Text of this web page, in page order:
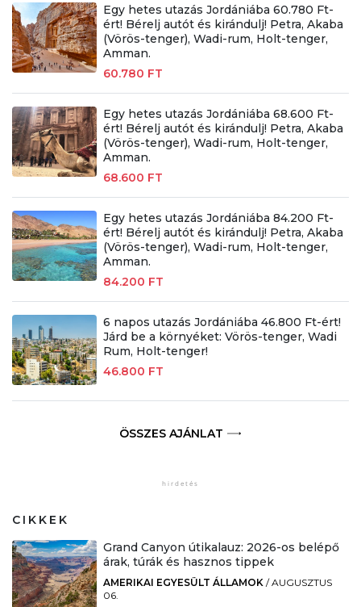
Egy hetes utazás Jordániába 60.780 Ft-
ért! Bérelj autót és kirándulj! Petra, Akaba
(Vörös-tenger), Wadi-rum, Holt-tenger,
Amman.
60.780 FT
Egy hetes utazás Jordániába 68.600 Ft-
ért! Bérelj autót és kirándulj! Petra, Akaba
(Vörös-tenger), Wadi-rum, Holt-tenger,
Amman.
68.600 FT
Egy hetes utazás Jordániába 84.200 Ft-
ért! Bérelj autót és kirándulj! Petra, Akaba
(Vörös-tenger), Wadi-rum, Holt-tenger,
Amman.
84.200 FT
6 napos utazás Jordániába 46.800 Ft-ért!
Járd be a környéket: Vörös-tenger, Wadi
Rum, Holt-tenger!
46.800 FT
ÖSSZES AJÁNLAT
CIKKEK
Grand Canyon útikalauz: 2026-os belépő
árak, túrák és hasznos tippek
AMERIKAI EGYESÜLT ÁLLAMOK /AUGUSZTUS
06.